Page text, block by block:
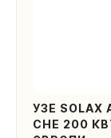
УЗЕ
СНЕ 200